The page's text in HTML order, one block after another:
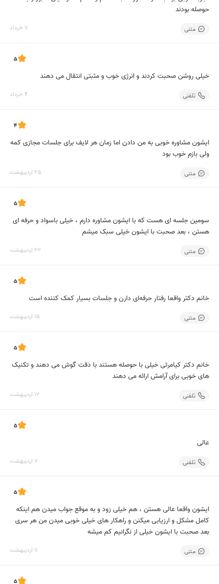
حوصله بودند
متنی 7 خرداد
5
خیلی روشن صحبت کردند و انرژی خوب و مثبتی انتقال می دهند
تلفنی 4 خرداد
4
ایشون مشاوره خوبی به من دادن اما زمان هر لایف برای جلسات مجازی کمه
ولی بازم خوب بود
متنی 25 اردیبهشت
5
سومین جلسه ای هست که با ایشون مشاوره دارم ، خیلی باسواد و حرفه ای
هستن ، بعد صحبت با ایشون خیلی سبک میشم
متنی 22 اردیبهشت
5
خانم دکتر واقعا رفتار حرفه‌ای دارن و جلسات بسیار کمک کننده است
متنی 15 اردیبهشت
5
خانم دکتر کیامرثی خیلی با حوصله هستند با دقت گوش می دهند و تکنیک
های خوبی برای آرامش ارائه می دهند
تلفنی 12 اردیبهشت
5
عالی
تلفنی 7 اردیبهشت
5
ایشون واقعا عالی هستن ، هم خیلی زود و به موقع جواب میدن هم اینکه
کامل مشکل و ارزیابی میکنن و راهکار های خیلی خوبی میدن من هر سری
بعد صحبت با ایشون خیلی از نگرانیم کم میشه
متنی 7 اردیبهشت
5